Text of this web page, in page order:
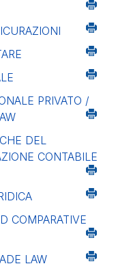
PRIVATO /
DEL
CONTABILE
COMPARATIVE
LAW